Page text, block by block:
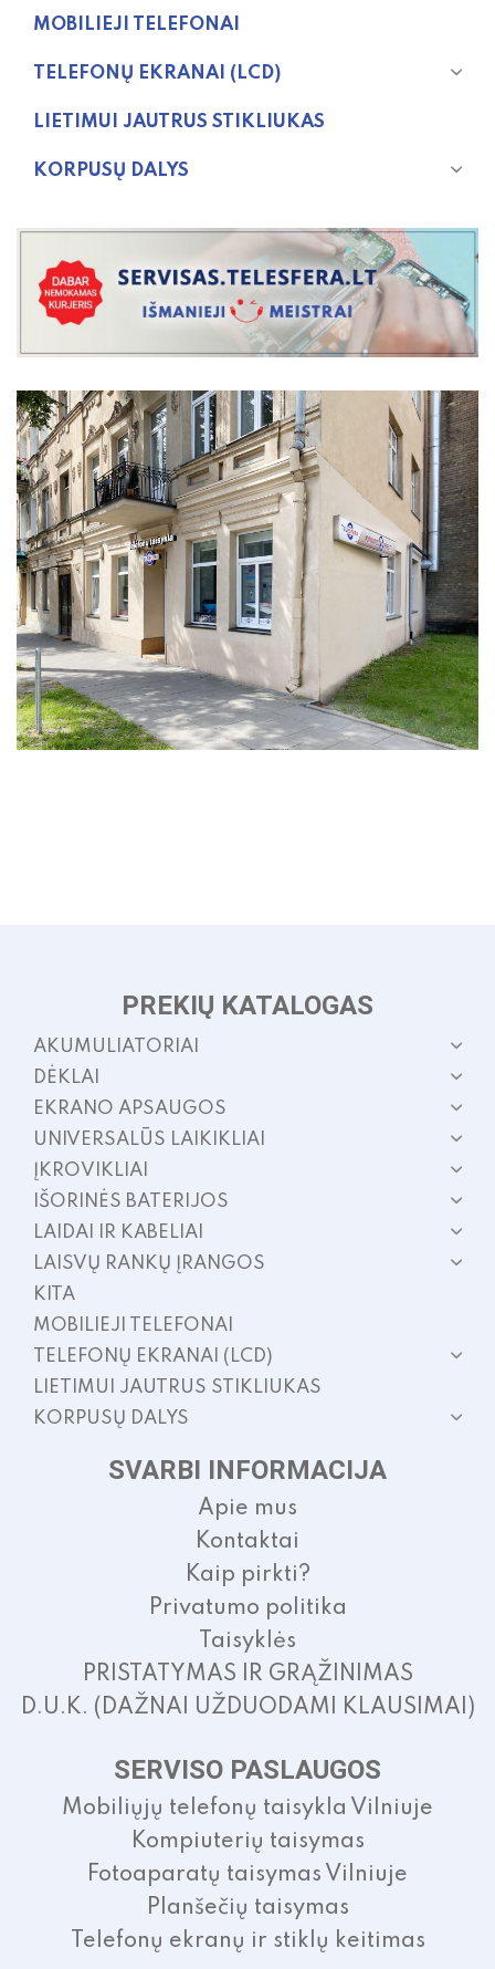
MOBILIEJI TELEFONAI
TELEFONŲ EKRANAI (LCD)
LIETIMUI JAUTRUS STIKLIUKAS
KORPUSŲ DALYS
PREKIŲ KATALOGAS
AKUMULIATORIAI
DĖKLAI
EKRANO APSAUGOS
UNIVERSALŪS LAIKIKLIAI
ĮKROVIKLIAI
IŠORINĖS BATERIJOS
LAIDAI IR KABELIAI
LAISVŲ RANKŲ ĮRANGOS
KITA
MOBILIEJI TELEFONAI
TELEFONŲ EKRANAI (LCD)
LIETIMUI JAUTRUS STIKLIUKAS
KORPUSŲ DALYS
SVARBI INFORMACIJA
Apie mus
Kontaktai
Kaip pirkti?
Privatumo politika
Taisyklės
PRISTATYMAS IR GRĄŽINIMAS
D.U.K. (DAŽNAI UŽDUODAMI KLAUSIMAI)
SERVISO PASLAUGOS
Mobiliųjų telefonų taisykla Vilniuje
Kompiuterių taisymas
Fotoaparatų taisymas Vilniuje
Planšečių taisymas
Telefonų ekranų ir stiklų keitimas